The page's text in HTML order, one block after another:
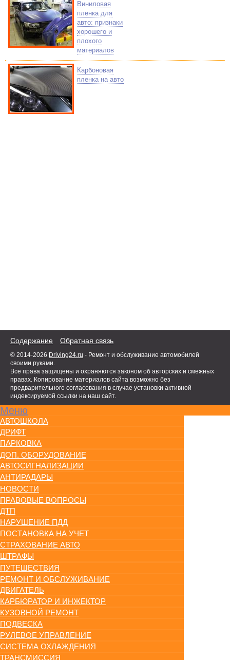
Виниловая
пленка для
авто: признаки
хорошего и
плохого
материалов
Карбоновая
пленка на авто
Содержание Обратная связь
© 2014-2026 Driving24.ru - Ремонт и обслуживание автомобилей
своими руками.
Все права защищены и охраняются законом об авторских и смежных
правах. Копирование материалов сайта возможно без
предварительного согласования в случае установки активной
индексируемой ссылки на наш сайт.
Меню
АВТОШКОЛА
ДРИФТ
ПАРКОВКА
ДОП. ОБОРУДОВАНИЕ
АВТОСИГНАЛИЗАЦИИ
АНТИРАДАРЫ
НОВОСТИ
ПРАВОВЫЕ ВОПРОСЫ
ДТП
НАРУШЕНИЕ ПДД
ПОСТАНОВКА НА УЧЕТ
СТРАХОВАНИЕ АВТО
ШТРАФЫ
ПУТЕШЕСТВИЯ
РЕМОНТ И ОБСЛУЖИВАНИЕ
ДВИГАТЕЛЬ
КАРБЮРАТОР И ИНЖЕКТОР
КУЗОВНОЙ РЕМОНТ
ПОДВЕСКА
РУЛЕВОЕ УПРАВЛЕНИЕ
СИСТЕМА ОХЛАЖДЕНИЯ
ТРАНСМИССИЯ